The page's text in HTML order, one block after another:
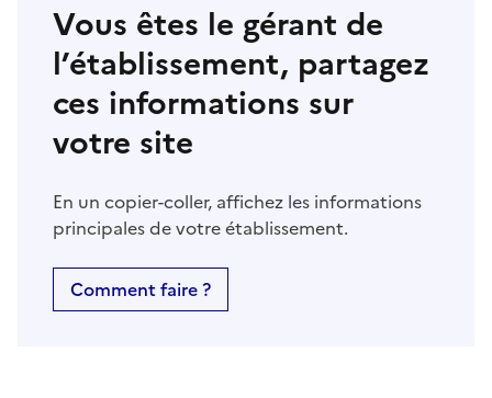
Vous êtes le gérant de
l’établissement, partagez
ces informations sur
votre site
En un copier-coller, affichez les informations
principales de votre établissement.
Comment faire ?